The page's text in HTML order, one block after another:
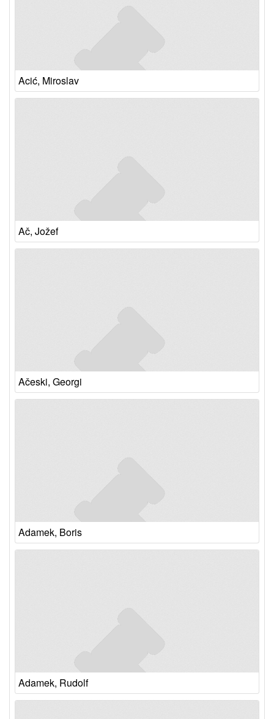
Acić, Miroslav
Ač, Jožef
Ačeski, Georgi
Adamek, Boris
Adamek, Rudolf